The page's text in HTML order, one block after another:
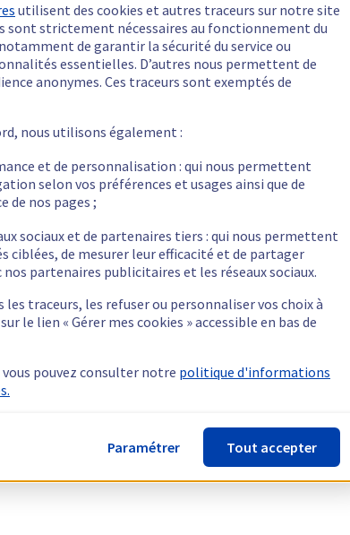
utilisent des cookies et autres traceurs sur notre site
sont strictement nécessaires au fonctionnement du
de garantir la sécurité du service ou
essentielles. D’autres nous permettent de
anonymes. Ces traceurs sont exemptés de
nous utilisons également :
et de personnalisation : qui nous permettent
selon vos préférences et usages ainsi que de
de nos pages ;
sociaux et de partenaires tiers : qui nous permettent
ciblées, de mesurer leur efficacité et de partager
nos partenaires publicitaires et les réseaux sociaux.
les traceurs, les refuser ou personnaliser vos choix à
le lien « Gérer mes cookies » accessible en bas de
pouvez consulter notre politique d'informations
Paramétrer Tout accepter